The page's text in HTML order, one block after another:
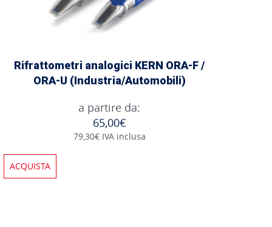
Rifrattometri analogici KERN ORA-F /
ORA-U (Industria/Automobili)
a partire da:
65,00€
79,30€ IVA inclusa
ACQUISTA